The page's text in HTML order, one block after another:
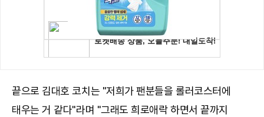
끝으로 김대호 코치는 "저희가 팬분들을 롤러코스터에
태우는 거 같다"라며 "그래도 희로애락 하면서 끝까지